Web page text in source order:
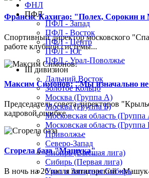
Франсис Кахигао: "Полех, Сорокин и
Спортивный директор московского
работе клубной системы...
Максим Симонов: "Мы изначально не
Председатель совета директоров
кадровой ошибке...
Сгорела база "Машука"
В ночь на 26 июля пятигорский
ФНЛ
ПФЛ
ПФЛ - Запад
ПФЛ - Восток
ПФЛ - Центр
ПФЛ - Юг
ПФЛ - Урал-Поволжье
III дивизион
Дальний Восток
Золотое Кольцо
Москва (Группа А)
Москва (Группа Б)
Московская область (Группа
Московская область (Группа
Приволжье
Северо-Запад
Сибирь (Высшая лига)
Сибирь (Первая лига)
Урал и Западная Сибирь